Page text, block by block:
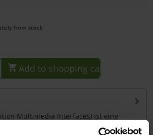
from stock
Add to shopping cart
Multimedia Interfaces) ist eine